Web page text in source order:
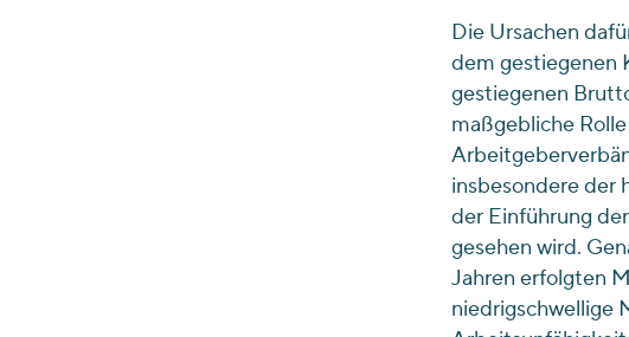
Die Ursachen
dem gestiegenen
gestiegenen
maßgebliche
insbesondere der
der Einführung
gesehen wird.
Jahren erfolgten
niedrigschwellige